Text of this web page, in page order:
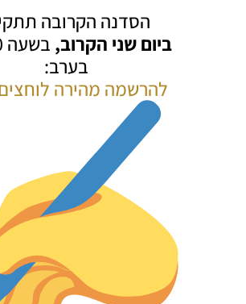
הסדנה הקרובה
ביום שני הקרוב,
בערב:
להרשמה מהירה